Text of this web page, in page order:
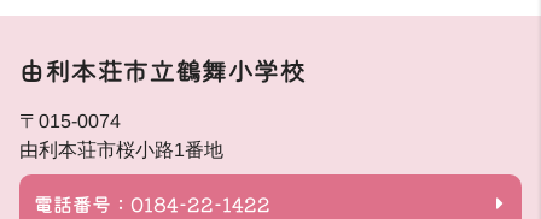
由利本荘市立鶴舞小学校
〒015-0074
由利本荘市桜小路1番地
電話番号：0184-22-1422